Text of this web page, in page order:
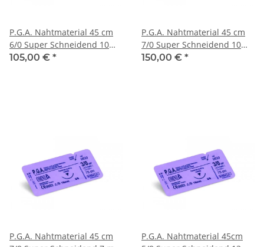
P.G.A. Nahtmaterial 45 cm
6/0 Super Schneidend 10
mm 3/8 kreisförmig
105,00 € *
P.G.A. Nahtmaterial 45 cm
7/0 Super Schneidend 10
mm 3/8 kreisförmig
150,00 € *
P.G.A. Nahtmaterial 45 cm
P.G.A. Nahtmaterial 45cm